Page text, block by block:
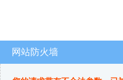
网站防火墙